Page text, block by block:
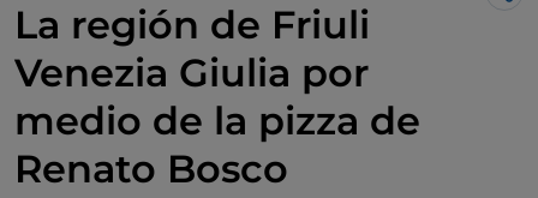
La región de Friuli
Venezia Giulia por
medio de la pizza de
Renato Bosco